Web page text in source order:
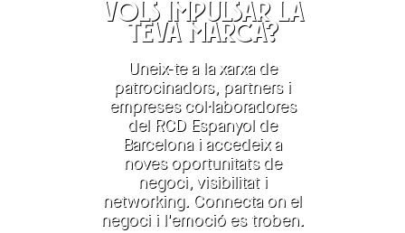
VOLS IMPULSAR LA
TEVA MARCA?
Uneix-te a la xarxa de
patrocinadors, partners i
empreses col·laboradores
del RCD Espanyol de
Barcelona i accedeix a
noves oportunitats de
negoci, visibilitat i
networking. Connecta on el
negoci i l'emoció es troben.